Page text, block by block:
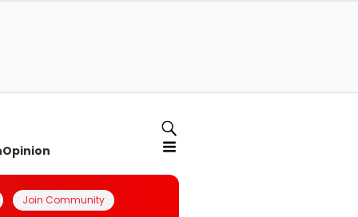
Opinion
Join Community